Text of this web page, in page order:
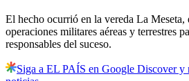
El hecho ocurrió en la vereda La Meseta,
operaciones militares aéreas y terrestres
responsables del suceso.
Siga a EL PAÍS en Google Discover y